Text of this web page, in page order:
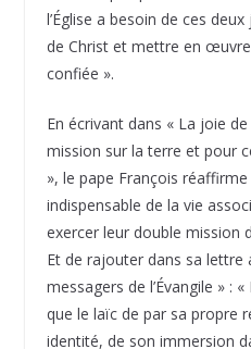
l’Église a besoin de ces
de Christ et mettre en œuvre
confiée ».
En écrivant dans « La joie de
mission sur la terre et pour
», le pape François
indispensable de la vie
exercer leur double mission
Et de rajouter dans sa lettre
messagers de l’Évangile » :
que le laïc de par sa propre
identité, de son immersion